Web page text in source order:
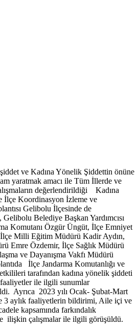
ve Kadına Yönelik Şiddettin önüne
yaratmak amacı ile Tüm İllerde ve
değerlendirildiği Kadına
İlçe Koordinasyon İzleme ve
Gelibolu İlçesinde de
Belediye Başkan Yardımcısı
Komutanı Özgür Üngüt, İlçe Emniyet
Milli Eğitim Müdürü Kadir Aydın,
Emre Özdemir, İlçe Sağlık Müdürü
ve Dayanışma Vakfı Müdürü
İlçe Jandarma Komutanlığı ve
tarafından kadına yönelik şiddeti
faaliyetler ile ilgili sunumlar
Ayrıca 2023 yılı Ocak- Şubat-Mart
3 aylık faaliyetlerin bildirimi, Aile içi ve
kapsamında farkındalık
ilişkin çalışmalar ile ilgili görüşüldü.